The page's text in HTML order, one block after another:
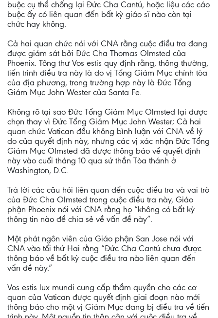
buộc cụ thể chống lại Đức Cha Cantú, hoặc liệu các cáo
buộc ấy có liên quan đến bất kỳ giáo sĩ nào còn tại
chức hay không.
Cả hai quan chức nói với CNA rằng cuộc điều tra đang
được giám sát bởi Đức Cha Thomas Olmsted của
Phoenix. Tông thư Vos estis quy định rằng, thông thường,
tiến trình điều tra này là do vị Tổng Giám Mục chính tòa
của địa phương, trong trường hợp này là Đức Tổng
Giám Mục John Wester của Santa Fe.
Không rõ tại sao Đức Tổng Giám Mục Olmsted lại được
chọn thay vì Đức Tổng Giám Mục John Wester; Cả hai
quan chức Vatican đều không bình luận với CNA về lý
do của quyết định này, nhưng các vị xác nhận Đức Tổng
Giám Mục Olmsted đã được thông báo về quyết định
này vào cuối tháng 10 qua sứ thần Tòa thánh ở
Washington, D.C.
Trả lời các câu hỏi liên quan đến cuộc điều tra và vai trò
của Đức Cha Olmsted trong cuộc điều tra này, Giáo
phận Phoenix nói với CNA rằng họ “không có bất kỳ
thông tin nào để chia sẻ về vấn đề này”.
Một phát ngôn viên của Giáo phận San Jose nói với
CNA vào tối thứ Hai rằng “Đức Cha Cantú chưa được
thông báo về bất kỳ cuộc điều tra nào liên quan đến
vấn đề này.”
Vos estis lux mundi cung cấp thẩm quyền cho các cơ
quan của Vatican được quyết định giai đoạn nào mới
thông báo cho một vị Giám Mục đang bị điều tra về tiến